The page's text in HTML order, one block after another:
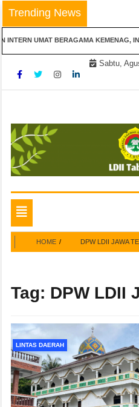
Skip
to
content
Trending News
UMAT BERAGAMA KEMENAG, INI
Sabtu,
LDII
Toggle
navigation
HOME DPW LDII JAWA
Tag: DPW LDII
LINTAS DAERAH